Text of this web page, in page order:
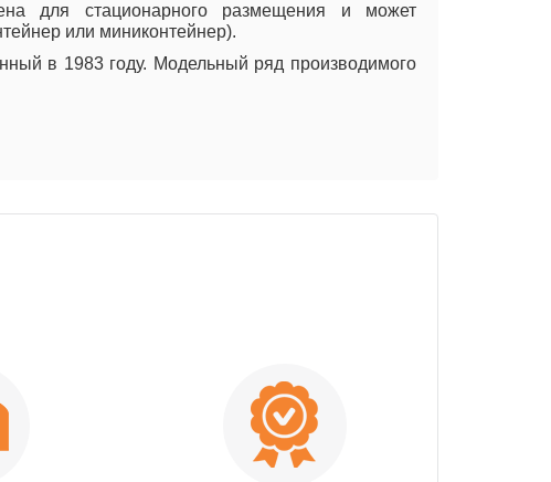
для стационарного размещения и может
или миниконтейнер).
в 1983 году. Модельный ряд производимого